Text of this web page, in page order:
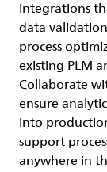
integrations
data
process
existing PLM
Collaborate
ensure
into
support
anywhere in